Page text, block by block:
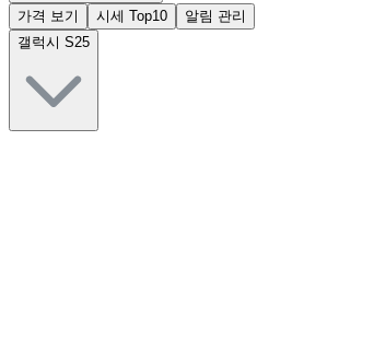
가격 보기 시세 Top10
알림 관리
갤럭시 S25